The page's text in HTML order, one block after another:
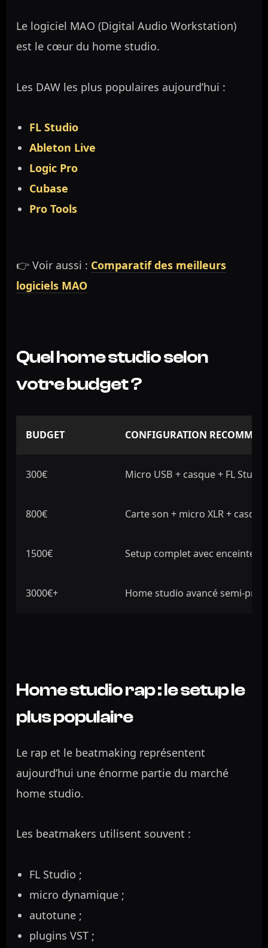
Le logiciel MAO (Digital Audio Workstation)
est le cœur du home studio.
Les DAW les plus populaires aujourd’hui :
FL Studio
Ableton Live
Logic Pro
Cubase
Pro Tools
👉 Voir aussi : Comparatif des meilleurs
logiciels MAO
Quel home studio selon
votre budget ?
BUDGET CONFIGURATION
300€ Micro USB + casque + FL Studio
800€ Carte son + micro XLR +
1500€ Setup complet avec enceintes
3000€+ Home studio avancé semi-
Home studio rap : le setup le
plus populaire
Le rap et le beatmaking représentent
aujourd’hui une énorme partie du marché
home studio.
Les beatmakers utilisent souvent :
FL Studio ;
micro dynamique ;
autotune ;
plugins VST ;